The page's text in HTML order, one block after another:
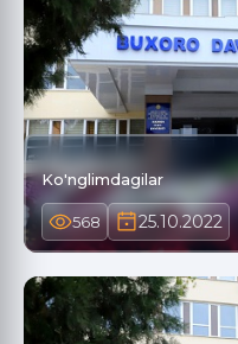
Ko'nglimdagilar
568 25.10.2022